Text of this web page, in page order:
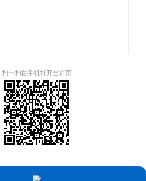
扫一扫在手机打开当前页